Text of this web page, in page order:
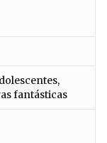
fantásticas